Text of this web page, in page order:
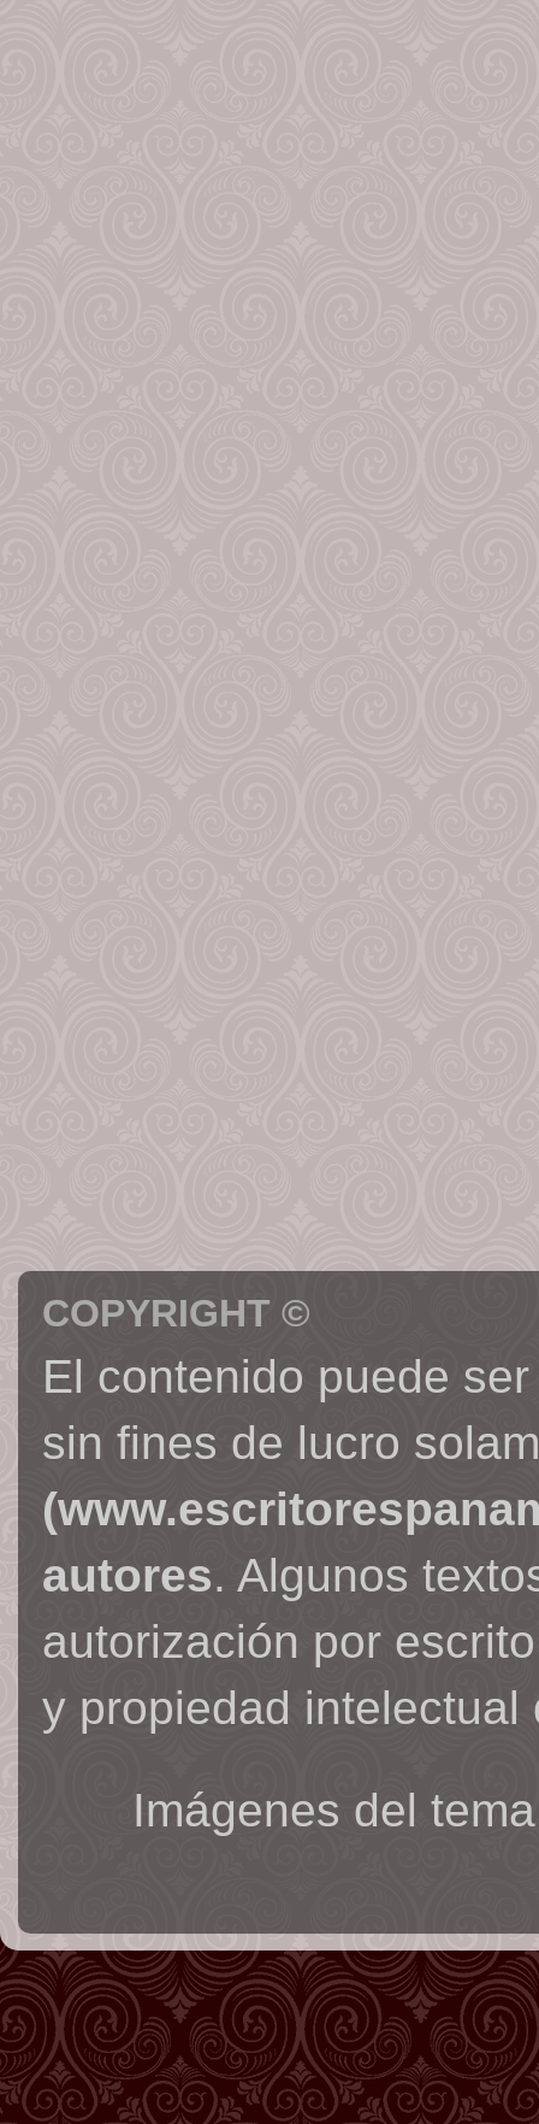
COPYRIGHT ©
El contenido puede
sin fines de lucro
autores. Algunos
autorización por
y propiedad intelectual
Imágenes del